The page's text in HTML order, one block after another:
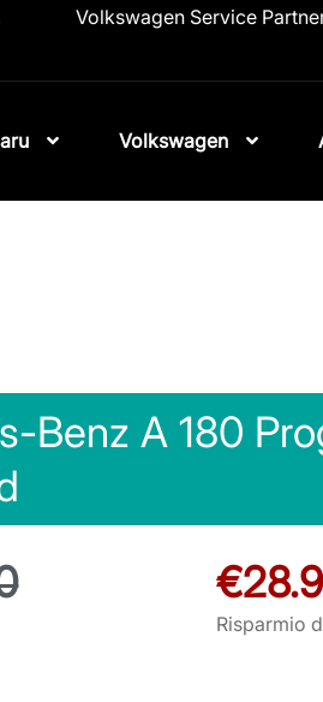
Volkswagen Service
Volkswagen
Benz A 180
Risparmio